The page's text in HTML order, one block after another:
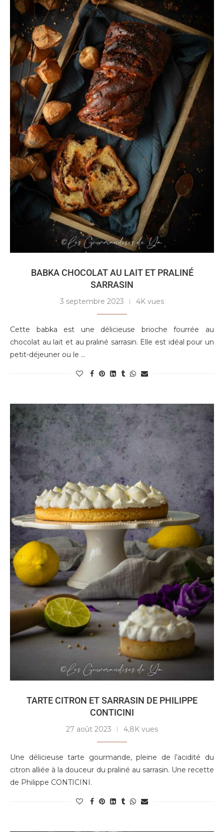
BABKA CHOCOLAT AU LAIT ET PRALINÉ
SARRASIN
3 septembre 2023 4K vues
Cette babka est une délicieuse brioche fourrée au
chocolat au lait et au praliné sarrasin. Elle est idéal pour un
petit-déjeuner ou le …
TARTE CITRON ET SARRASIN DE PHILIPPE
CONTICINI
27 août 2023 4,8K vues
Une délicieuse tarte gourmande, pleine de l’acidité du
citron alliée à la douceur du praliné au sarrasin. Une recette
de Philippe CONTICINI.